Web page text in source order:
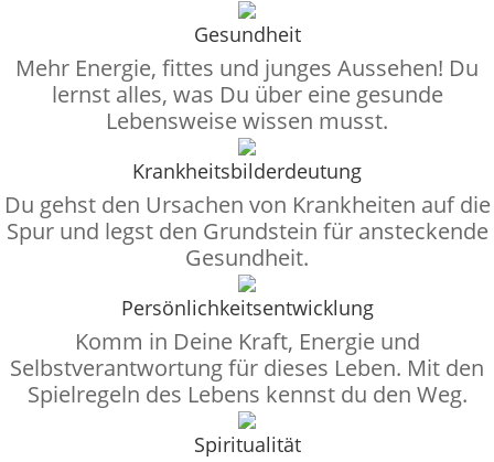
Gesundheit
Mehr Energie, fittes und junges Aussehen! Du
lernst alles, was Du über eine gesunde
Lebensweise wissen musst.
Krankheitsbilderdeutung
Du gehst den Ursachen von Krankheiten auf die
Spur und legst den Grundstein für ansteckende
Gesundheit.
Persönlichkeitsentwicklung
Komm in Deine Kraft, Energie und
Selbstverantwortung für dieses Leben. Mit den
Spielregeln des Lebens kennst du den Weg.
Spiritualität